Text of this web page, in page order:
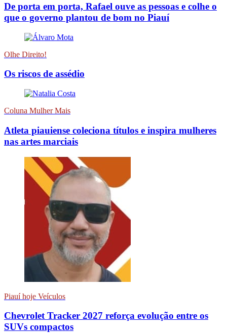
De porta em porta, Rafael ouve as pessoas e colhe o
que o governo plantou de bom no Piauí
Olhe Direito!
Os riscos de assédio
Coluna Mulher Mais
Atleta piauiense coleciona títulos e inspira mulheres
nas artes marciais
Piauí hoje Veículos
Chevrolet Tracker 2027 reforça evolução entre os
SUVs compactos